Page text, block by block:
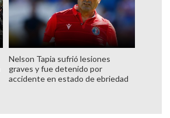
Nelson Tapia sufrió lesiones
graves y fue detenido por
accidente en estado de ebriedad